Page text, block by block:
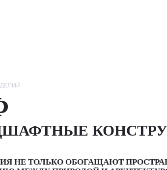
НЕ ТОЛЬКО ОБОГАЩАЮТ